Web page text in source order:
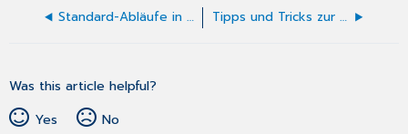
Standard-Abläufe in CGM ALBIS automatisieren Tipps und Tricks zur KV-Abrechnung mit CGM ALBIS
Was this article helpful?
Yes
No